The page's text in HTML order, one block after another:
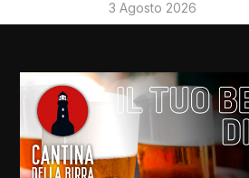
3 Agosto 2026